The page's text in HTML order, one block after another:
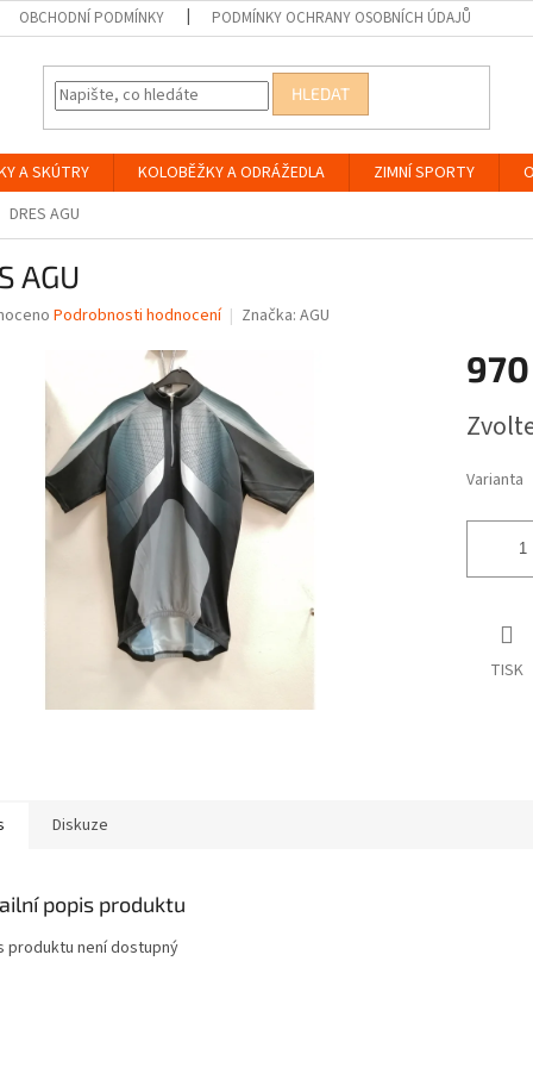
OBCHODNÍ PODMÍNKY PODMÍNKY OCHRANY OSOBNÍCH ÚDAJŮ
HLEDAT
A SKÚTRY KOLOBĚŽKY A ODRÁŽEDLA ZIMNÍ SPORTY
DRES AGU
AGU
Podrobnosti hodnocení Značka: AGU
cena:
Varianta
TISK
Diskuze
popis produktu
produktu není dostupný